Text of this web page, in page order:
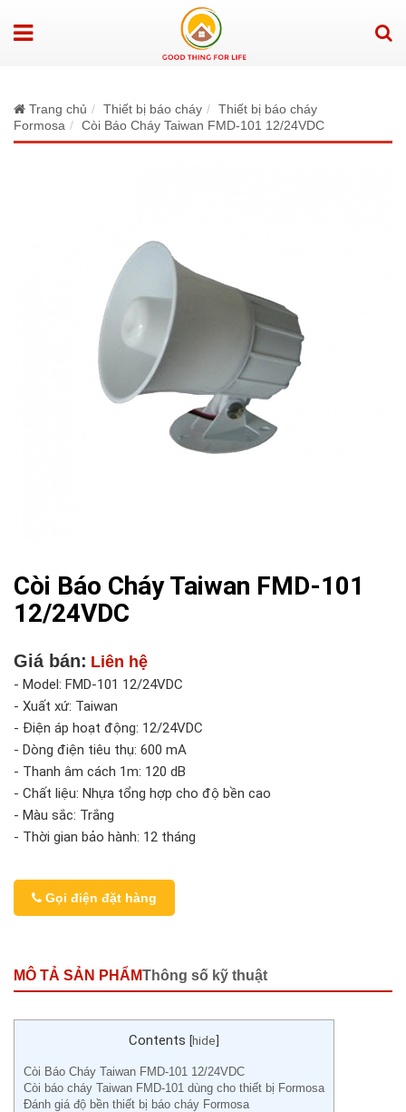
Trang chủ Thiết bị báo cháy
Thiết bị báo cháy
Formosa
Còi Báo Cháy Taiwan FMD-101 12/24VDC
Còi Báo Cháy Taiwan FMD-101
12/24VDC
Giá bán: Liên hệ
- Model: FMD-101 12/24VDC
- Xuất xứ: Taiwan
- Điện áp hoạt động: 12/24VDC
- Dòng điện tiêu thụ: 600 mA
- Thanh âm cách 1m: 120 dB
- Chất liệu: Nhựa tổng hợp cho độ bền cao
- Màu sắc: Trắng
- Thời gian bảo hành: 12 tháng
Gọi điện đặt hàng
MÔ TẢ SẢN PHẨMThông số kỹ thuật
Contents [hide]
Còi Báo Cháy Taiwan FMD-101 12/24VDC
Còi báo cháy Taiwan FMD-101 dùng cho thiết bị Formosa
Đánh giá độ bền thiết bị báo cháy Formosa